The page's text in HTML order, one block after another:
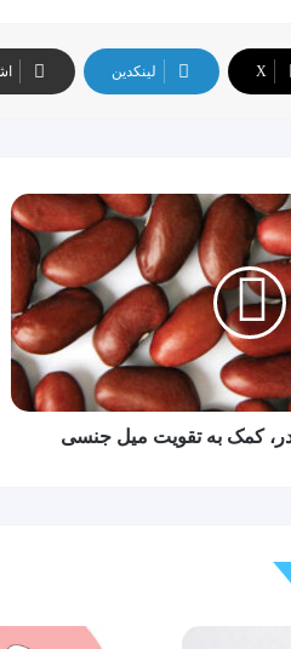
X لینکدین
کمک به تقویت میل جنسی